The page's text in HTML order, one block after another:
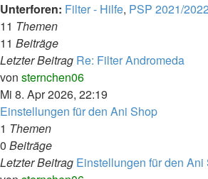
Unterforen: Filter - Hilfe, PSP 2021/
11 Themen
11 Beiträge
Letzter Beitrag Re: Filter Andromeda
von sternchen06Neuester
Beitrag
Mi 8. Apr 2026, 22:19
Einstellungen für den Ani Shop
1 Themen
0 Beiträge
Letzter Beitrag Einstellungen für den Ani